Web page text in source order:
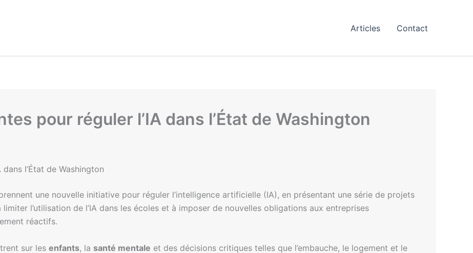
Articles Contact
pour réguler l’IA dans l’État de Washington
l’État de Washington
une nouvelle initiative pour réguler l’intelligence artificielle (IA), en présentant une série de projets
l’utilisation de l’IA dans les écoles et à imposer de nouvelles obligations aux entreprises
réactifs.
sur les enfants, la santé mentale et des décisions critiques telles que l’embauche, le logement et le